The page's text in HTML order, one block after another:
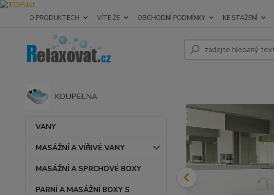
O PRODUKTECH VÍTE ŽE OBCHODNÍ PODMÍNKY KE STAŽENÍ
KOUPELNA
VANY
MASÁŽNÍ A VÍŘIVÉ VANY
MASÁŽNÍ A SPRCHOVÉ BOXY
PARNÍ A MASÁŽNÍ BOXY S